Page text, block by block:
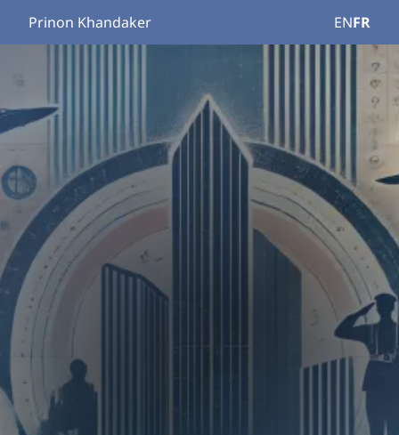
Prinon Khandaker ENFR